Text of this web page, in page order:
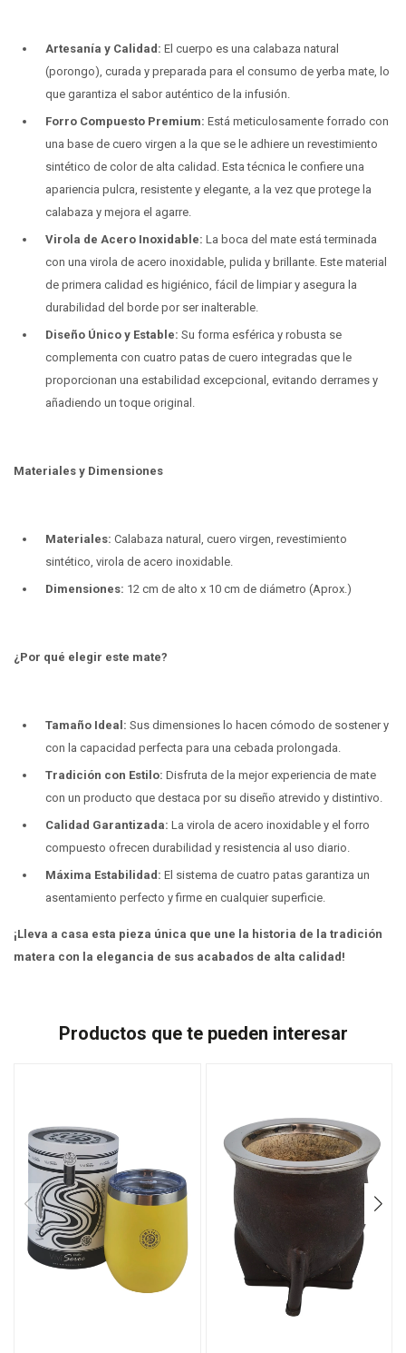
Artesanía y Calidad: El cuerpo es una calabaza natural
(porongo), curada y preparada para el consumo de yerba mate, lo
que garantiza el sabor auténtico de la infusión.
Forro Compuesto Premium: Está meticulosamente forrado con
una base de cuero virgen a la que se le adhiere un revestimiento
sintético de color de alta calidad. Esta técnica le confiere una
apariencia pulcra, resistente y elegante, a la vez que protege la
calabaza y mejora el agarre.
Virola de Acero Inoxidable: La boca del mate está terminada
con una virola de acero inoxidable, pulida y brillante. Este material
de primera calidad es higiénico, fácil de limpiar y asegura la
durabilidad del borde por ser inalterable.
Diseño Único y Estable: Su forma esférica y robusta se
complementa con cuatro patas de cuero integradas que le
proporcionan una estabilidad excepcional, evitando derrames y
añadiendo un toque original.
Materiales y Dimensiones
Materiales: Calabaza natural, cuero virgen, revestimiento
sintético, virola de acero inoxidable.
Dimensiones: 12 cm de alto x 10 cm de diámetro (Aprox.)
¿Por qué elegir este mate?
Tamaño Ideal: Sus dimensiones lo hacen cómodo de sostener y
con la capacidad perfecta para una cebada prolongada.
Tradición con Estilo: Disfruta de la mejor experiencia de mate
con un producto que destaca por su diseño atrevido y distintivo.
Calidad Garantizada: La virola de acero inoxidable y el forro
compuesto ofrecen durabilidad y resistencia al uso diario.
Máxima Estabilidad: El sistema de cuatro patas garantiza un
asentamiento perfecto y firme en cualquier superficie.
¡Lleva a casa esta pieza única que une la historia de la tradición
matera con la elegancia de sus acabados de alta calidad!
Productos que te pueden interesar